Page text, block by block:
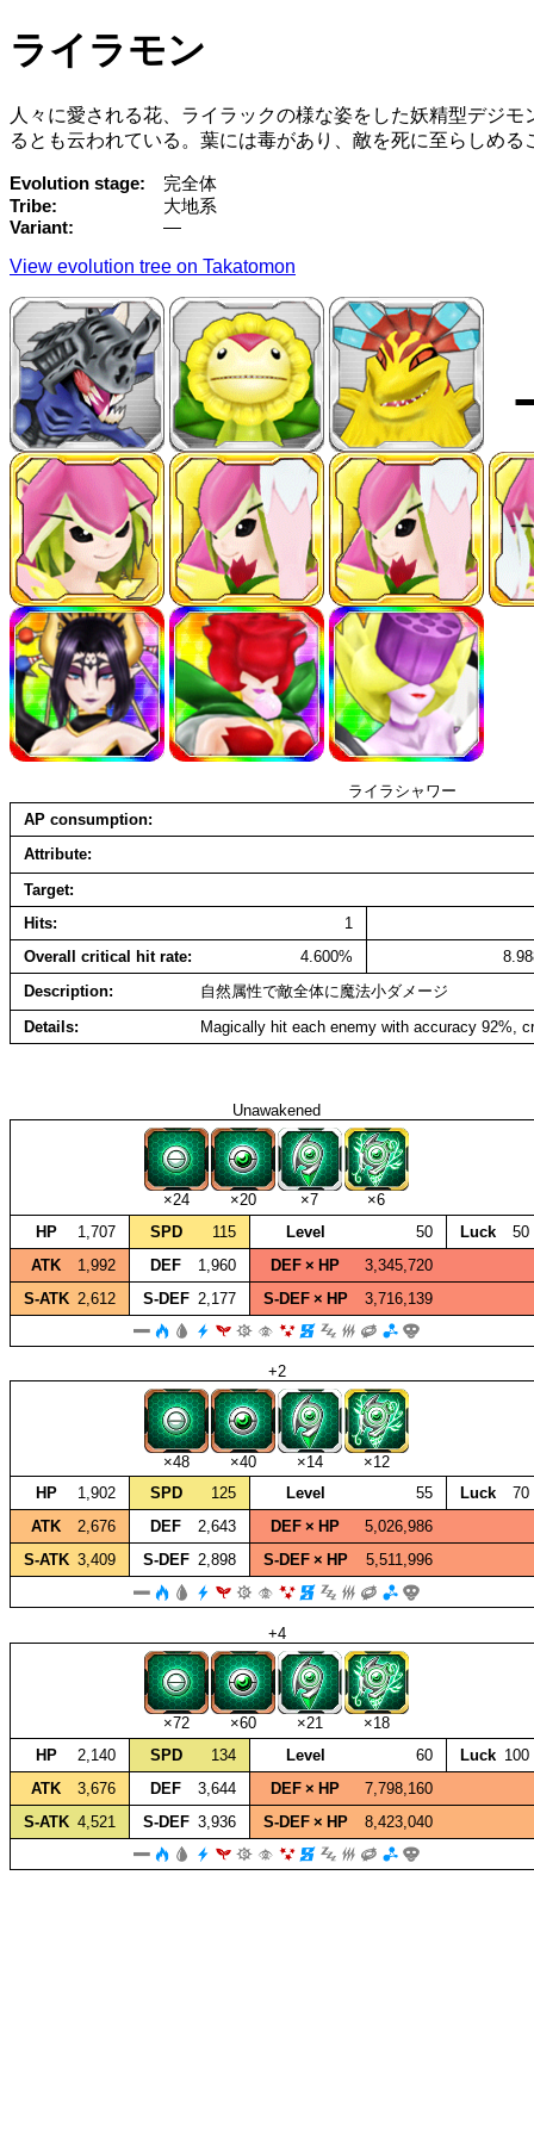
ライラモン
人々に愛される花、ライラックの様な姿をした妖精型デジ
るとも云われている。葉には毒があり、敵を死に至らしめる
Evolution stage
完全体
Tribe
大地系
Variant
—
View evolution tree on Takatomon
ライラシャワー
AP consumption
Attribute
Target
Hits
1
Overall critical hit rate
4.600%
Description
自然属性で敵全体に魔法小ダメージ
Details
Magically hit each enemy with accuracy 92%,
Unawakened
×24 ×20 ×7
×6
HP
1,707 SPD 115 Level 50 Luck
50
ATK
1,992 DEF 1,960 DEF × HP
3,345,720
S‑ATK 2,612 S‑DEF 2,177 S‑DEF × HP 3,716,139
+2
×48 ×40 ×14
×12
HP
1,902 SPD 125 Level 55 Luck
70
ATK
2,676 DEF 2,643 DEF × HP
5,026,986
S‑ATK 3,409 S‑DEF 2,898 S‑DEF × HP 5,511,996
+4
×72 ×60 ×21
×18
HP
2,140 SPD 134 Level 60 Luck 100
ATK
3,676 DEF 3,644 DEF × HP
7,798,160
S‑ATK 4,521 S‑DEF 3,936 S‑DEF × HP 8,423,040